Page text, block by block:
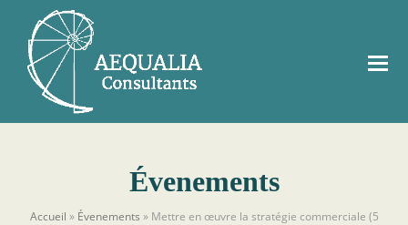
Évenements
Accueil » Évenements » Mettre en œuvre la stratégie commerciale (5